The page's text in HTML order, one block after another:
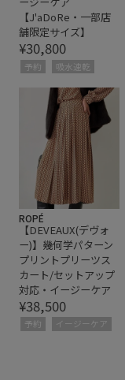
【J'aDoRe・一部店
舗限定サイズ】
¥30,800
予約 吸水速乾
ROPÉ
【DEVEAUX(デヴォ
ー)】幾何学パターン
プリントプリーツス
カート/セットアップ
対応・イージーケア
¥38,500
予約 イージーケア